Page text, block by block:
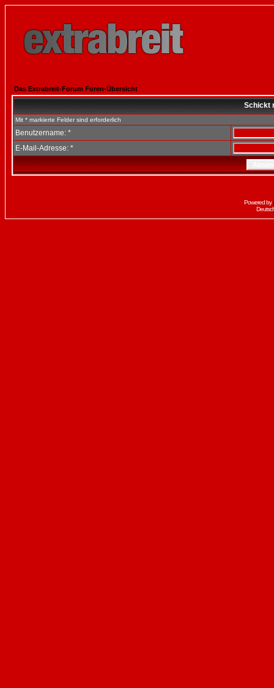
Das Extrabreit-Forum Foren-Übersicht
Schickt
Mit * markierte Felder sind erforderlich
Benutzername: *
E-Mail-Adresse: *
Powered by